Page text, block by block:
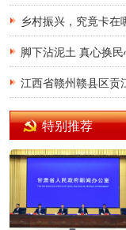
乡村振兴，究竟卡在
脚下沾泥土 真心换
江西省赣州赣县区贡
特别推荐